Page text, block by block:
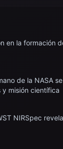
en la formación
de la NASA
y misión científica
NIRSpec